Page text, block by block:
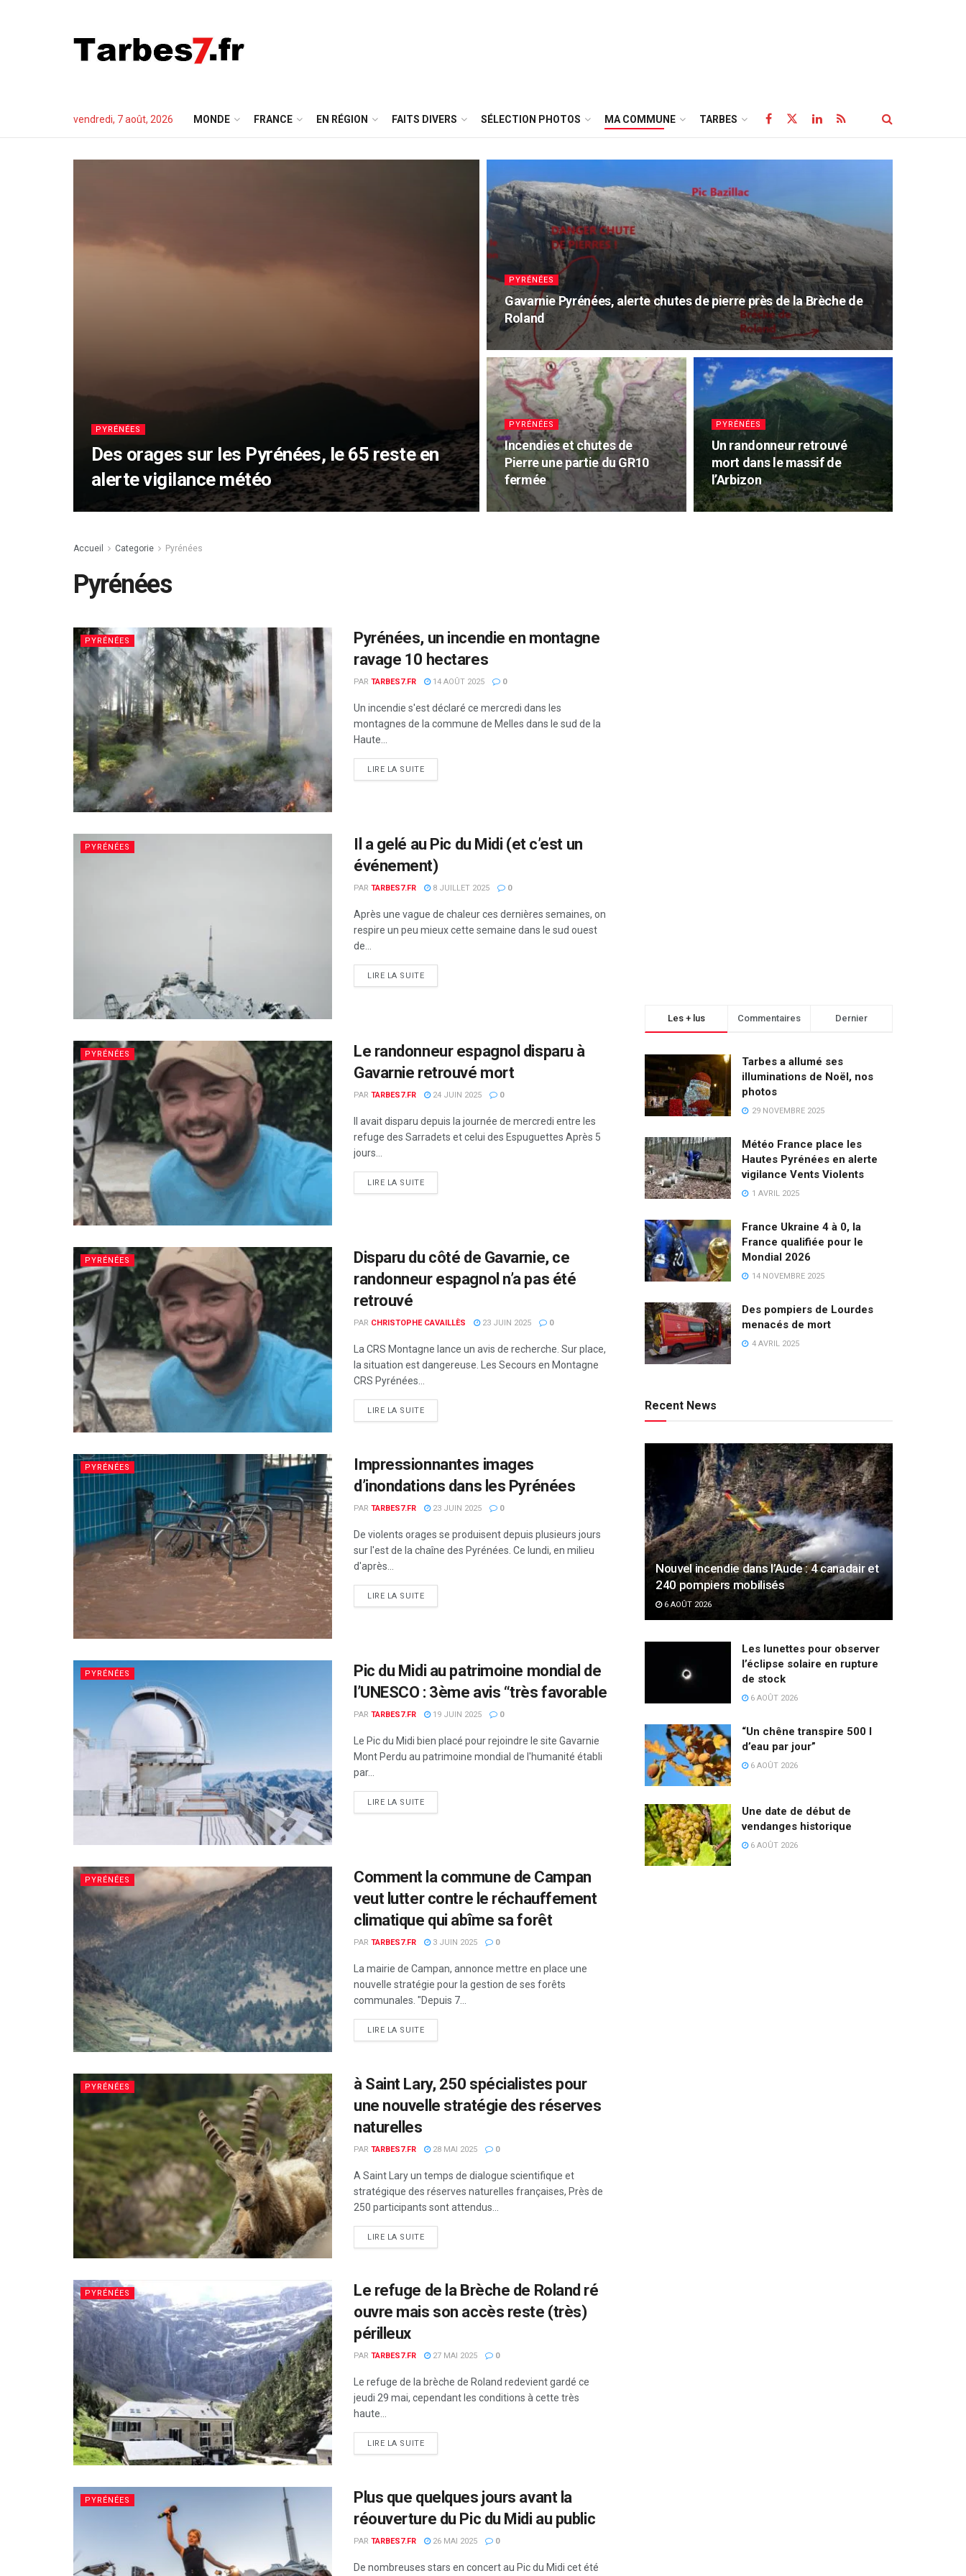
vendredi, 7 août, 2026 MONDE FRANCE EN RÉGION FAITS DIVERS SÉLECTION PHOTOS MA COMMUNE TARBES
PYRÉNÉES
Des orages sur les Pyrénées, le 65 reste en
alerte vigilance météo
PYRÉNÉES
Gavarnie Pyrénées, alerte chutes de pierre près de la Brèche de
Roland
PYRÉNÉES
Incendies et chutes de
Pierre une partie du GR10
fermée
PYRÉNÉES
Un randonneur retrouvé
mort dans le massif de
l’Arbizon
Accueil Categorie Pyrénées
Pyrénées
PYRÉNÉES
Pyrénées, un incendie en montagne
ravage 10 hectares
PAR TARBES7.FR 14 AOÛT 2025 0
Un incendie s'est déclaré ce mercredi dans les
montagnes de la commune de Melles dans le sud de la
Haute...
LIRE LA SUITEDETAILS
PYRÉNÉES
Il a gelé au Pic du Midi (et c’est un
événement)
PAR TARBES7.FR 8 JUILLET 2025 0
Après une vague de chaleur ces dernières semaines, on
respire un peu mieux cette semaine dans le sud ouest
de...
LIRE LA SUITEDETAILS
PYRÉNÉES
Le randonneur espagnol disparu à
Gavarnie retrouvé mort
PAR TARBES7.FR 24 JUIN 2025 0
Il avait disparu depuis la journée de mercredi entre les
refuge des Sarradets et celui des Espuguettes Après 5
jours...
LIRE LA SUITEDETAILS
PYRÉNÉES
Disparu du côté de Gavarnie, ce
randonneur espagnol n’a pas été
retrouvé
PAR CHRISTOPHE CAVAILLÈS 23 JUIN 2025 0
La CRS Montagne lance un avis de recherche. Sur place,
la situation est dangereuse. Les Secours en Montagne
CRS Pyrénées...
LIRE LA SUITEDETAILS
PYRÉNÉES
Impressionnantes images
d’inondations dans les Pyrénées
PAR TARBES7.FR 23 JUIN 2025 0
De violents orages se produisent depuis plusieurs jours
sur l'est de la chaîne des Pyrénées. Ce lundi, en milieu
d'après...
LIRE LA SUITEDETAILS
PYRÉNÉES
Pic du Midi au patrimoine mondial de
l’UNESCO : 3ème avis “très favorable
PAR TARBES7.FR 19 JUIN 2025 0
Le Pic du Midi bien placé pour rejoindre le site Gavarnie
Mont Perdu au patrimoine mondial de l'humanité établi
par...
LIRE LA SUITEDETAILS
PYRÉNÉES
Comment la commune de Campan
veut lutter contre le réchauffement
climatique qui abîme sa forêt
PAR TARBES7.FR 3 JUIN 2025 0
La mairie de Campan, annonce mettre en place une
nouvelle stratégie pour la gestion de ses forêts
communales. "Depuis 7...
LIRE LA SUITEDETAILS
PYRÉNÉES
à Saint Lary, 250 spécialistes pour
une nouvelle stratégie des réserves
naturelles
PAR TARBES7.FR 28 MAI 2025 0
A Saint Lary un temps de dialogue scientifique et
stratégique des réserves naturelles françaises, Près de
250 participants sont attendus...
LIRE LA SUITEDETAILS
PYRÉNÉES
Le refuge de la Brèche de Roland ré
ouvre mais son accès reste (très)
périlleux
PAR TARBES7.FR 27 MAI 2025 0
Le refuge de la brèche de Roland redevient gardé ce
jeudi 29 mai, cependant les conditions à cette très
haute...
LIRE LA SUITEDETAILS
PYRÉNÉES
Plus que quelques jours avant la
réouverture du Pic du Midi au public
PAR TARBES7.FR 26 MAI 2025 0
De nombreuses stars en concert au Pic du Midi cet été
Les + lus Commentaires Dernier
Tarbes a allumé ses
illuminations de Noël, nos
photos
29 NOVEMBRE 2025
Météo France place les
Hautes Pyrénées en alerte
vigilance Vents Violents
1 AVRIL 2025
France Ukraine 4 à 0, la
France qualifiée pour le
Mondial 2026
14 NOVEMBRE 2025
Des pompiers de Lourdes
menacés de mort
4 AVRIL 2025
Recent News
Nouvel incendie dans l’Aude : 4 canadair et
240 pompiers mobilisés
6 AOÛT 2026
Les lunettes pour observer
l’éclipse solaire en rupture
de stock
6 AOÛT 2026
“Un chêne transpire 500 l
d’eau par jour”
6 AOÛT 2026
Une date de début de
vendanges historique
6 AOÛT 2026